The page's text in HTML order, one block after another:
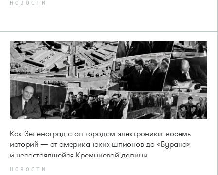
НОВОСТИ
Как Зеленоград стал городом электроники: восемь
историй — от американских шпионов до «Бурана»
и несостоявшейся Кремниевой долины
НОВОСТИ